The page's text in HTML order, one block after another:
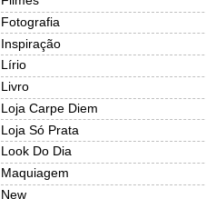
Fotografia
Inspiração
Lírio
Livro
Loja Carpe Diem
Loja Só Prata
Look Do Dia
Maquiagem
New